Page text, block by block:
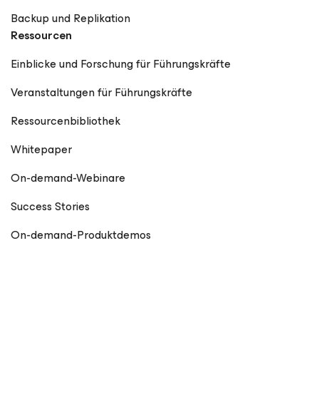
Backup und Replikation
Ressourcen
Einblicke und Forschung für Führungskräfte
Veranstaltungen für Führungskräfte
Ressourcenbibliothek
Whitepaper
On-demand-Webinare
Success Stories
On-demand-Produktdemos